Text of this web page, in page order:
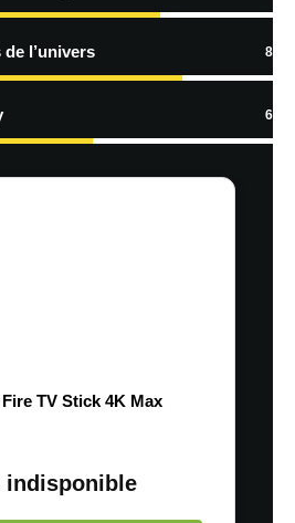
l’univers 8
6
TV Stick 4K Max
indisponible